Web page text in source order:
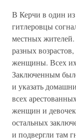
В Керчи в один из
гитлеровцы
местных
разных
женщины. Всех
Заключенным
и указать
всех
женщин и
остальных
и подвергли там